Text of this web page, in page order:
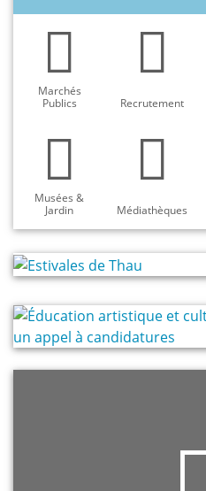
Marchés
Publics
Recrutement
Musées &
Jardin
Médiathèques